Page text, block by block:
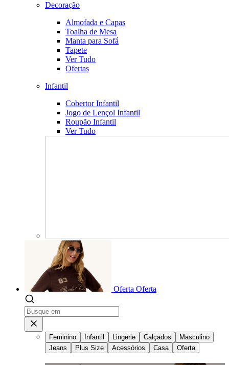
Decoração
Almofada e Capas
Toalha de Mesa
Manta para Sofá
Tapete
Ver Tudo
Ofertas
Infantil
Cobertor Infantil
Jogo de Lençol Infantil
Roupão Infantil
Ver Tudo
Oferta Oferta
Feminino Infantil Lingerie Calçados
Masculino
Jeans
Plus Size Acessórios Casa Oferta